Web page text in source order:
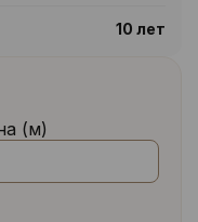
10 лет
(м)